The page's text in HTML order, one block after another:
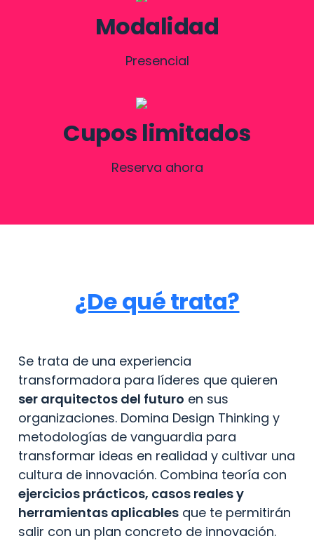
Modalidad
Presencial
Cupos limitados
Reserva ahora
¿De qué trata?
Se trata de una experiencia
ser arquitectos del futuro en sus
organizaciones. Domina Design Thinking y
metodologías de vanguardia para
transformar ideas en realidad y cultivar una
ejercicios prácticos, casos reales y
herramientas aplicables que te permitirán
salir con un plan concreto de innovación.